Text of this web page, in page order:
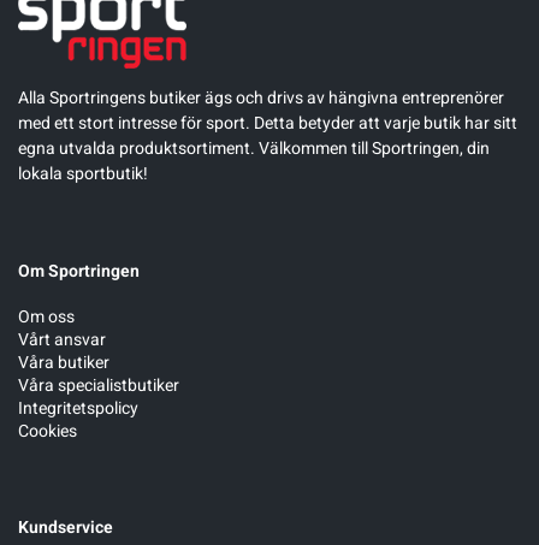
Alla Sportringens butiker ägs och drivs av hängivna entreprenörer
med ett stort intresse för sport. Detta betyder att varje butik har sitt
egna utvalda produktsortiment. Välkommen till Sportringen, din
lokala sportbutik!
Om Sportringen
Om oss
Vårt ansvar
Våra butiker
Våra specialistbutiker
Integritetspolicy
Cookies
Kundservice